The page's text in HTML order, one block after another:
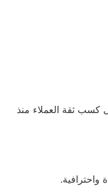
كسب ثقة العملاء منذ
واحترافية.